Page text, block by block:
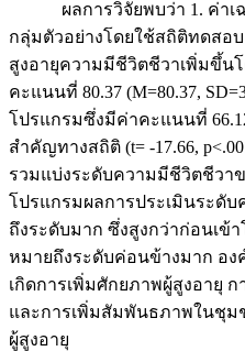
ผลการวิจัยพบว่า 1. ค่าเฉ
กลุ่มตัวอย่างโดยใช้สถิติทดสอบ
สูงอายุความมีชีวิตชีวาเพิ่มขึ้น
คะแนนที่ 80.37 (M=80.37,
โปรแกรมซึ่งมีค่าคะแนนที่
สำคัญทางสถิติ (t= -17.66,
รวมแบ่งระดับความมีชีวิตชีวา
โปรแกรมผลการประเมินระดั
ถึงระดับมาก ซึ่งสูงกว่าก่อนเข้
หมายถึงระดับค่อนข้างมาก อง
เกิดการเพิ่มศักยภาพผู้สูงอายุ
และการเพิ่มสัมพันธภาพในชุ
ผู้สูงอายุ